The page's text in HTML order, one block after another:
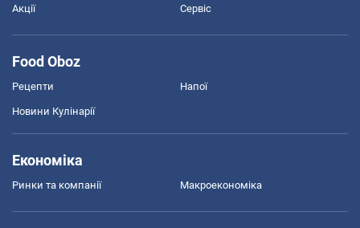
Акції Сервіс
Food Oboz
Рецепти Напої
Новини Кулінарії
Економіка
Ринки та компанії Макроекономіка